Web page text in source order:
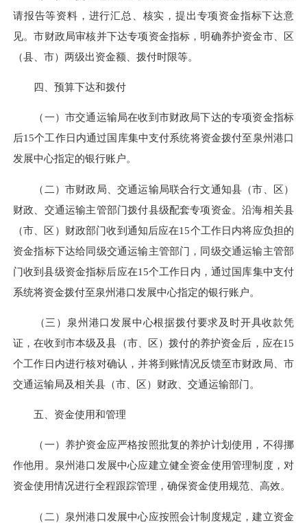
请报告等资料，进行汇总、核实，提出专项资金指标下达意
见。市财政局审核并下达专项资金指标，明确养护资金市、区
（县、市）两级出资金额、拨付时限等。
四、预算下达和拨付
（一）市交通运输局在收到市财政局下达的专项资金指标
后15个工作日内通过国库集中支付系统将资金拨付至泉州港口
发展中心指定的银行账户。​
（二）市财政局、交通运输局联合行文通知县（市、区）
财政、交通运输主管部门拨付县级配套专项资金。沿海相关县
（市、区）财政部门收到通知后应在15个工作日内将应负担的
资金指标下达给同级交通运输主管部门，同级交通运输主管部
门收到县级资金指标后应在15个工作日内，通过国库集中支付
系统将资金拨付至泉州港口发展中心指定的银行账户。​
（三）泉州港口发展中心根据拨付要求及时开具收款凭
证，在收到市本级及县（市、区）拨付的养护资金后，应在15
个工作日内进行核对确认，并将到账情况反馈至市财政局、市
交通运输局及相关县（市、区）财政、交通运输部门。
五、资金使用和管理​
（一）养护资金应严格按照批复的养护计划使用，不得挪
作他用。泉州港口发展中心应建立健全资金使用管理制度，对
资金使用情况进行全程跟踪管理，确保资金使用规范、高效。​
（二）泉州港口发展中心应按照会计制度规定，建立资金